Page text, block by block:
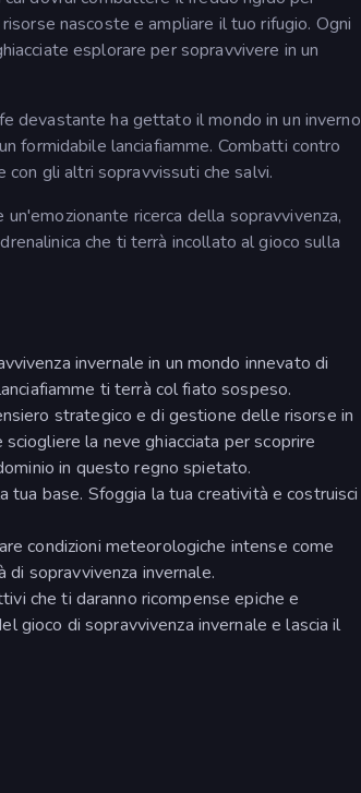
nascoste e ampliare il tuo rifugio. Ogni
esplorare per sopravvivere in un
devastante ha gettato il mondo in un inverno
formidabile lanciafiamme. Combatti contro
gli altri sopravvissuti che salvi.
ricerca della sopravvivenza,
che ti terrà incollato al gioco sulla
invernale in un mondo innevato di
ti terrà col fiato sospeso.
strategico e di gestione delle risorse in
la neve ghiacciata per scoprire
in questo regno spietato.
tua base. Sfoggia la tua creatività e costruisci
condizioni meteorologiche intense come
sopravvivenza invernale.
che ti daranno ricompense epiche e
gioco di sopravvivenza invernale e lascia il